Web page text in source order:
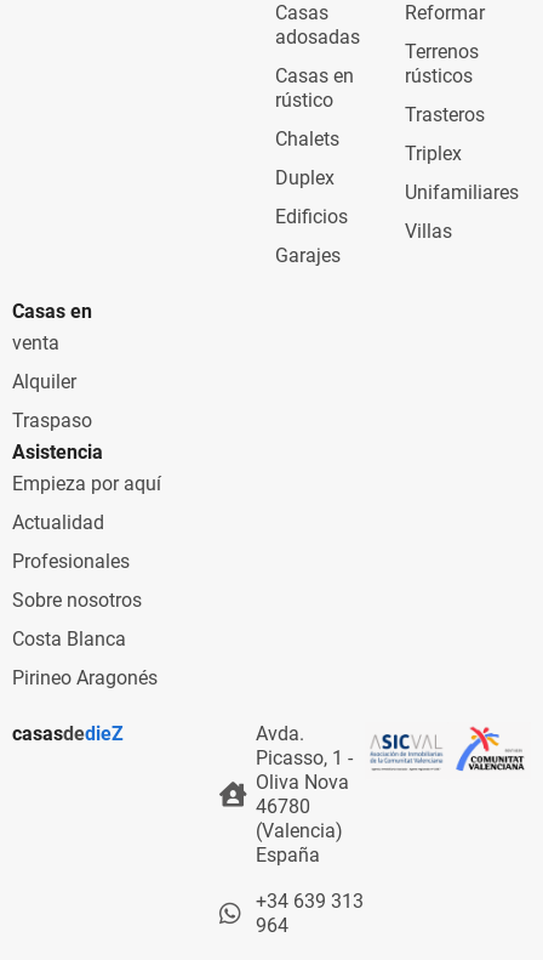
Casas
adosadas
Casas en
rústico
Chalets
Duplex
Edificios
Garajes
Reformar
Terrenos
rústicos
Trasteros
Triplex
Unifamiliares
Villas
Casas en
venta
Alquiler
Traspaso
Asistencia
Empieza por aquí
Actualidad
Profesionales
Sobre nosotros
Costa Blanca
Pirineo Aragonés
casasdedieZ
Avda.
Picasso, 1 -
Oliva Nova
46780
(Valencia)
España
+34 639 313
964